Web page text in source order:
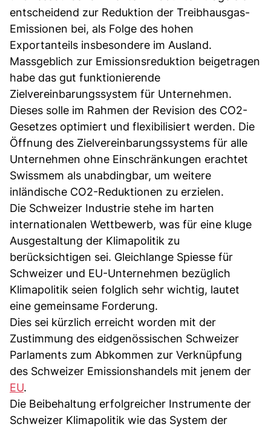
entscheidend zur Reduktion der Treibhausgas-
Emissionen bei, als Folge des hohen
Exportanteils insbesondere im Ausland.
Massgeblich zur Emissionsreduktion beigetragen
habe das gut funktionierende
Zielvereinbarungssystem für Unternehmen.
Dieses solle im Rahmen der Revision des CO2-
Gesetzes optimiert und flexibilisiert werden. Die
Öffnung des Zielvereinbarungssystems für alle
Unternehmen ohne Einschränkungen erachtet
Swissmem als unabdingbar, um weitere
inländische CO2-Reduktionen zu erzielen.
Die Schweizer Industrie stehe im harten
internationalen Wettbewerb, was für eine kluge
Ausgestaltung der Klimapolitik zu
berücksichtigen sei. Gleichlange Spiesse für
Schweizer und EU-Unternehmen bezüglich
Klimapolitik seien folglich sehr wichtig, lautet
eine gemeinsame Forderung.
Dies sei kürzlich erreicht worden mit der
Zustimmung des eidgenössischen Schweizer
Parlaments zum Abkommen zur Verknüpfung
des Schweizer Emissionshandels mit jenem der
EU.
Die Beibehaltung erfolgreicher Instrumente der
Schweizer Klimapolitik wie das System der